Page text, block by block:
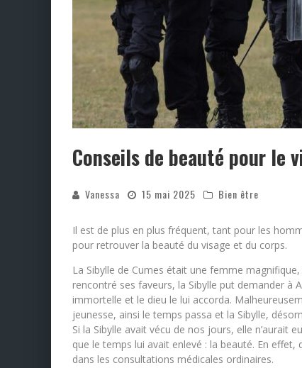
Conseils de beauté pour le
Vanessa 15 mai 2025 Bien être
Il est de plus en plus fréquent, tant pour les
pour retrouver la beauté du visage et du corps.
La Sibylle de Cumes était une femme
rencontré ses faveurs, la Sibylle put demander à
immortelle et le dieu le lui accorda.
jeunesse, ainsi le temps passa et la Sibylle,
Si la Sibylle avait vécu de nos jours, elle n’aurait
que le temps lui avait enlevé : la beauté. En
dans les consultations médicales ordinaires.